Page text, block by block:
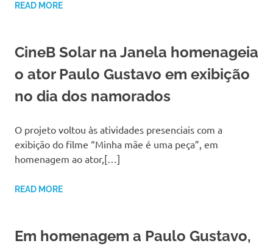
READ MORE
CineB Solar na Janela homenageia
o ator Paulo Gustavo em exibição
no dia dos namorados
O projeto voltou às atividades presenciais com a
exibição do filme “Minha mãe é uma peça”, em
homenagem ao ator,[…]
READ MORE
Em homenagem a Paulo Gustavo,